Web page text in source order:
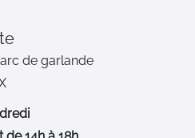
de garlande